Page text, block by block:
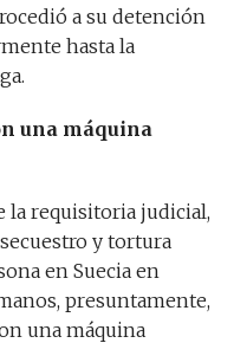
a su detención
hasta la
una máquina
la requisitoria judicial,
y tortura
en Suecia en
presuntamente,
una máquina